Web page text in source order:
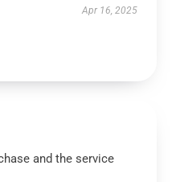
Apr 16, 2025
and the service